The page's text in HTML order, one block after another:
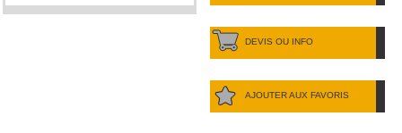
DEVIS OU INFO
AJOUTER AUX FAVORIS